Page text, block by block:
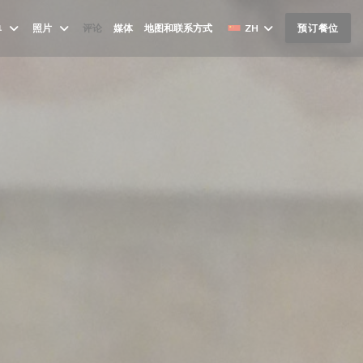
照片 评论 媒体 地图和联系方式 ZH 预订餐位